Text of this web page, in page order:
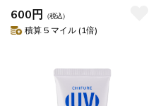
600円 （税込）
積算 5 マイル (1倍)